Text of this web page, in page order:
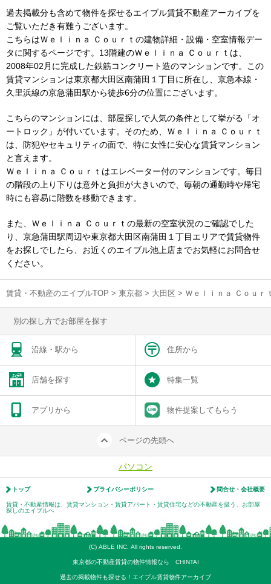
過去掲載分も含めて物件を探せるエイブル賃貸不動産アーカイブを
ご覧いただき有難うございます。
こちらはＷｅｌｉｎａ Ｃｏｕｒｔの建物詳細・設備・空室情報デー
タに関するページです。13階建のＷｅｌｉｎａ Ｃｏｕｒｔは、
2008年02月に完成した鉄筋コンクリート造のマンションです。この
賃貸マンションは東京都大田区南蒲田１丁目に所在し、京急本線・
久里浜線の京急蒲田駅から徒歩6分の位置にございます。
こちらのマンションには、部屋探しで人気の条件として挙がる「オ
ートロック」が付いています。そのため、Ｗｅｌｉｎａ Ｃｏｕｒｔ
は、防犯やセキュリティの面で、特に女性に安心な賃貸マンション
と言えます。
Ｗｅｌｉｎａ Ｃｏｕｒｔはエレベーター付のマンションです。毎日
の階段の上り下りは意外と負担が大きいので、毎朝の通勤時や帰宅
時にも容易に階数を移動できます。
また、Ｗｅｌｉｎａ Ｃｏｕｒｔの最新の空室状況のご確認でした
り、京急蒲田駅周辺や東京都大田区南蒲田１丁目エリアで賃貸物件
をお探しでしたら、お近くのエイブル池上店までお気軽にお問合せ
ください。
賃貸・不動産のエイブルTOP > 東京都 > 大田区 > Ｗｅｌｉｎａ Ｃｏｕｒ
別の探し方でお部屋を探す
沿線・駅から 住所から
店舗を探す 特集一覧
アプリから 物件提案してもらう
ページの先頭へ
パソコン
トップ プライバシーポリシー 問合せ・会社概要
賃貸・不動産情報は、賃貸マンション・賃貸アパート・賃貸住宅などの不動産を扱う、お部屋
探しのエイブルへ
(C) ABLE INC. All rights reserved.
東京都の不動産賃貸の物件情報なら CHINTAI
過去の掲載物件も探せる！エイブル賃貸物件アーカイブ